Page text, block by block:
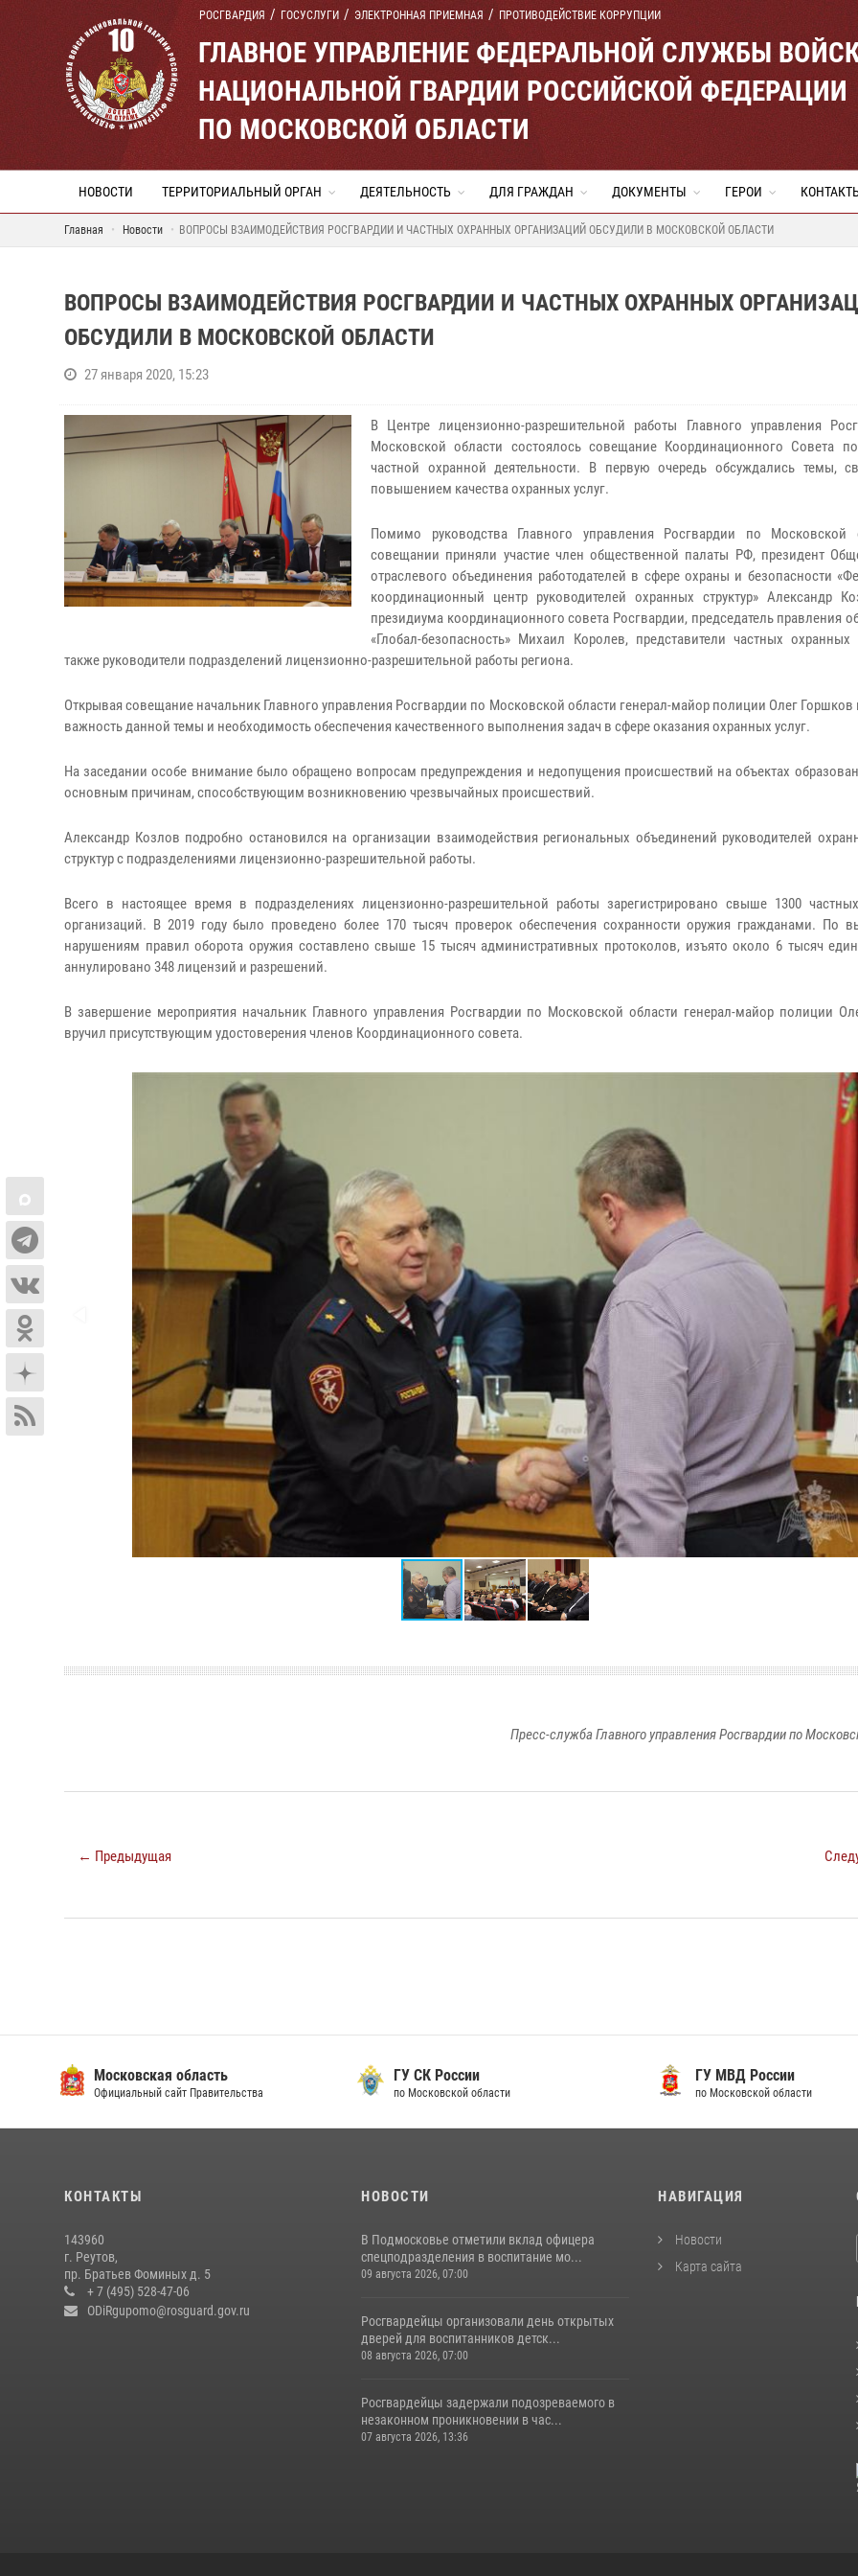
РОСГВАРДИЯ ГОСУСЛУГИ ЭЛЕКТРОННАЯ ПРИЕМНАЯ ПРОТИВОДЕЙСТВИЕ КОРРУПЦИИ
ГЛАВНОЕ УПРАВЛЕНИЕ ФЕДЕРАЛЬНОЙ СЛУЖБЫ
НАЦИОНАЛЬНОЙ ГВАРДИИ РОССИЙСКОЙ ФЕДЕРАЦИИ
ПО МОСКОВСКОЙ ОБЛАСТИ
НОВОСТИ ТЕРРИТОРИАЛЬНЫЙ ОРГАН ДЕЯТЕЛЬНОСТЬ ДЛЯ ГРАЖДАН ДОКУМЕНТЫ ГЕРОИ
Главная Новости ВОПРОСЫ ВЗАИМОДЕЙСТВИЯ РОСГВАРДИИ И ЧАСТНЫХ ОХРАННЫХ ОРГАНИЗАЦИЙ ОБСУДИЛИ В МОСКОВСКОЙ ОБЛАСТИ
ВОПРОСЫ ВЗАИМОДЕЙСТВИЯ РОСГВАРДИИ И ЧАСТНЫХ ОХРАННЫХ
ОБСУДИЛИ В МОСКОВСКОЙ ОБЛАСТИ
27 января 2020, 15:23
В Центре лицензионно-разрешительной работы Главного управления
Московской области состоялось совещание Координационного Совета
частной охранной деятельности. В первую очередь обсуждались темы,
повышением качества охранных услуг.
Помимо руководства Главного управления Росгвардии по Московской
совещании приняли участие член общественной палаты РФ, президент
отраслевого объединения работодателей в сфере охраны и безопасности
координационный центр руководителей охранных структур» Александр
президиума координационного совета Росгвардии, председатель правления
«Глобал-безопасность» Михаил Королев, представители частных охранных
также руководители подразделений лицензионно-разрешительной работы региона.
Открывая совещание начальник Главного управления Росгвардии по Московской области генерал-майор полиции Олег Горшков
важность данной темы и необходимость обеспечения качественного выполнения задач в сфере оказания охранных услуг.
На заседании особе внимание было обращено вопросам предупреждения и недопущения происшествий на объектах
основным причинам, способствующим возникновению чрезвычайных происшествий.
Александр Козлов подробно остановился на организации взаимодействия региональных объединений руководителей
структур с подразделениями лицензионно-разрешительной работы.
Всего в настоящее время в подразделениях лицензионно-разрешительной работы зарегистрировано свыше 1300
организаций. В 2019 году было проведено более 170 тысяч проверок обеспечения сохранности оружия гражданами. По
нарушениям правил оборота оружия составлено свыше 15 тысяч административных протоколов, изъято около 6 тысяч
аннулировано 348 лицензий и разрешений.
В завершение мероприятия начальник Главного управления Росгвардии по Московской области генерал-майор полиции
вручил присутствующим удостоверения членов Координационного совета.
Пресс-служба Главного управления Росгвардии по
← Предыдущая
Московская область
Официальный сайт Правительства
ГУ СК России
по Московской области
ГУ МВД России
по Московской области
КОНТАКТЫ
143960
г. Реутов,
пр. Братьев Фоминых д. 5
+ 7 (495) 528-47-06
ODiRgupomo@rosguard.gov.ru
НОВОСТИ
В Подмосковье отметили вклад офицера
спецподразделения в воспитание мо...
09 августа 2026, 07:00
Росгвардейцы организовали день открытых
дверей для воспитанников детск...
08 августа 2026, 07:00
Росгвардейцы задержали подозреваемого в
незаконном проникновении в час...
07 августа 2026, 13:36
НАВИГАЦИЯ
Новости
Карта сайта